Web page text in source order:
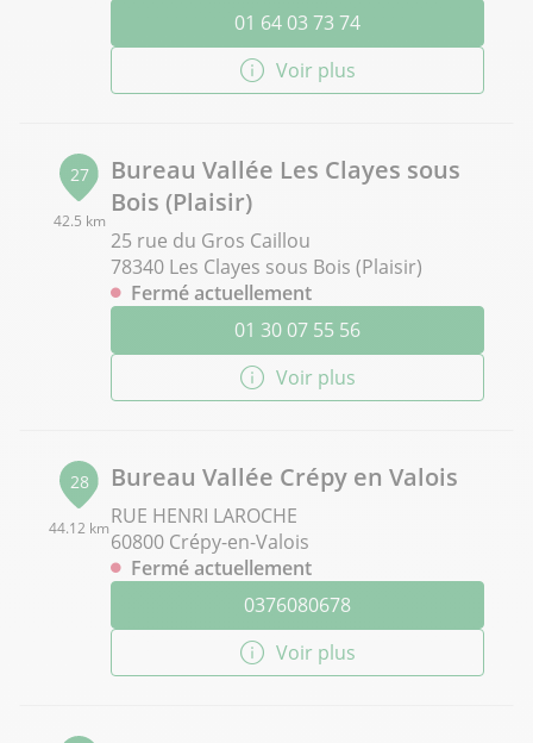
01 64 03 73 74
Voir plus
27
42.5 km
Bureau Vallée Les Clayes sous
Bois (Plaisir)
25 rue du Gros Caillou
78340 Les Clayes sous Bois (Plaisir)
Fermé actuellement
01 30 07 55 56
Voir plus
28
44.12 km
Bureau Vallée Crépy en Valois
RUE HENRI LAROCHE
60800 Crépy-en-Valois
Fermé actuellement
0376080678
Voir plus